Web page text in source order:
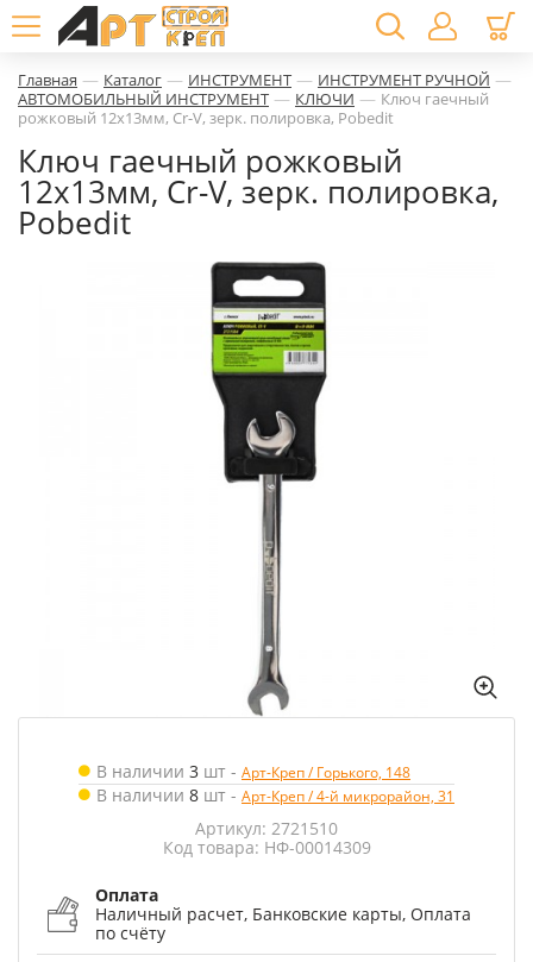
Главная — Каталог — ИНСТРУМЕНТ — ИНСТРУМЕНТ РУЧНОЙ —
АВТОМОБИЛЬНЫЙ ИНСТРУМЕНТ — КЛЮЧИ — Ключ гаечный
рожковый 12х13мм, Cr-V, зерк. полировка, Pobedit
Ключ гаечный рожковый
12х13мм, Cr-V, зерк. полировка,
Pobedit
В наличии 3 шт - Арт-Креп / Горького, 148
В наличии 8 шт - Арт-Креп / 4-й микрорайон, 31
Артикул: 2721510
Код товара: НФ-00014309
Оплата
Наличный расчет, Банковские карты, Оплата
по счёту